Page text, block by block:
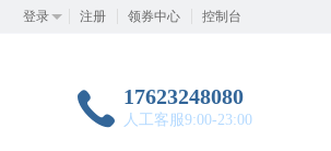
登录 注册 领券中心 控制台
17623248080
人工客服9:00-23:00